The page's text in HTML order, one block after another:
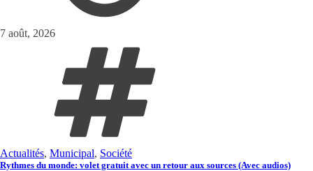
7 août, 2026
Actualités, Municipal, Société
Rythmes du monde: volet gratuit avec un retour aux sources (Avec audios)